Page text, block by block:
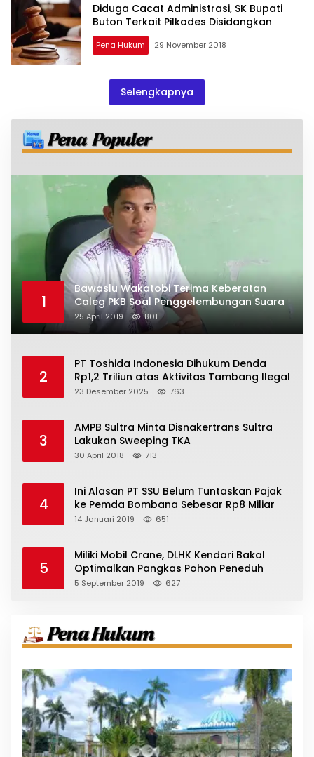
Diduga Cacat Administrasi, SK Bupati
Buton Terkait Pilkades Disidangkan
Pena Hukum 29 November 2018
Selengkapnya
1
Bawaslu Wakatobi Terima Keberatan
Caleg PKB Soal Penggelembungan Suara
25 April 2019 801
2
PT Toshida Indonesia Dihukum Denda
Rp1,2 Triliun atas Aktivitas Tambang Ilegal
23 Desember 2025 763
3
AMPB Sultra Minta Disnakertrans Sultra
Lakukan Sweeping TKA
30 April 2018 713
4
Ini Alasan PT SSU Belum Tuntaskan Pajak
ke Pemda Bombana Sebesar Rp8 Miliar
14 Januari 2019 651
5
Miliki Mobil Crane, DLHK Kendari Bakal
Optimalkan Pangkas Pohon Peneduh
5 September 2019 627